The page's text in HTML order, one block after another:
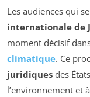
Les audiences qui
internationale de
moment décisif
climatique. Ce
juridiques des
l’environnement et